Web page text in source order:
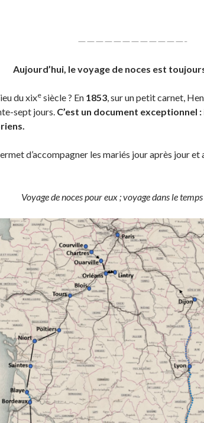
————————————-
Aujourd’hui, le voyage de noces est
du xixe siècle ? En 1853, sur un petit carnet,
sept jours. C’est un document exceptionnel
d’accompagner les mariés jour après jour
Voyage de noces pour eux ; voyage dans le